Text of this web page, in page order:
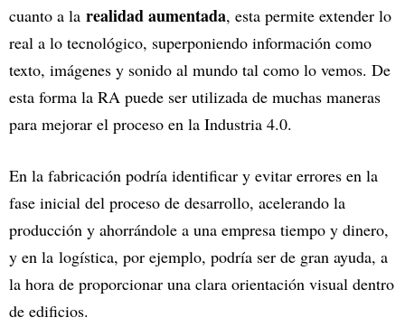
cuanto a la realidad aumentada, esta permite extender lo
real a lo tecnológico, superponiendo información como
texto, imágenes y sonido al mundo tal como lo vemos. De
esta forma la RA puede ser utilizada de muchas maneras
para mejorar el proceso en la Industria 4.0.
En la fabricación podría identificar y evitar errores en la
fase inicial del proceso de desarrollo, acelerando la
producción y ahorrándole a una empresa tiempo y dinero,
y en la logística, por ejemplo, podría ser de gran ayuda, a
la hora de proporcionar una clara orientación visual dentro
de edificios.